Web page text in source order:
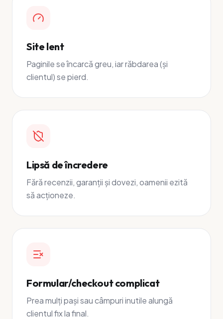
Site lent
Paginile se încarcă greu, iar răbdarea (și
clientul) se pierd.
Lipsă de încredere
Fără recenzii, garanții și dovezi, oamenii ezită
să acționeze.
Formular/checkout complicat
Prea mulți pași sau câmpuri inutile alungă
clientul fix la final.